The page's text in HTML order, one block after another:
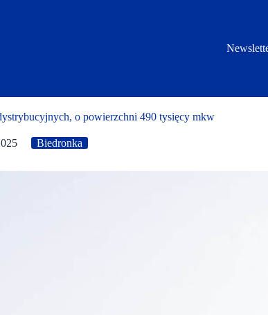
o powierzchni 490 tysięcy mkw
Biedronka